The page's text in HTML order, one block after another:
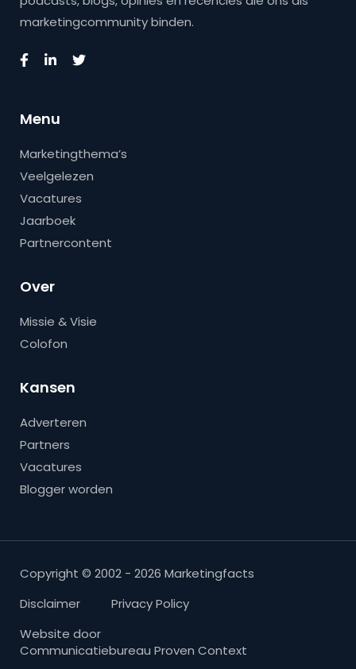
marketingcommunity binden.
Menu
Marketingthema’s
Veelgelezen
Vacatures
Jaarboek
Partnercontent
Over
Missie & Visie
Colofon
Kansen
Adverteren
Partners
Vacatures
Blogger worden
Copyright © 2002 - 2026 Marketingfacts
Disclaimer
Privacy Policy
Website door
Communicatiebureau Proven Context